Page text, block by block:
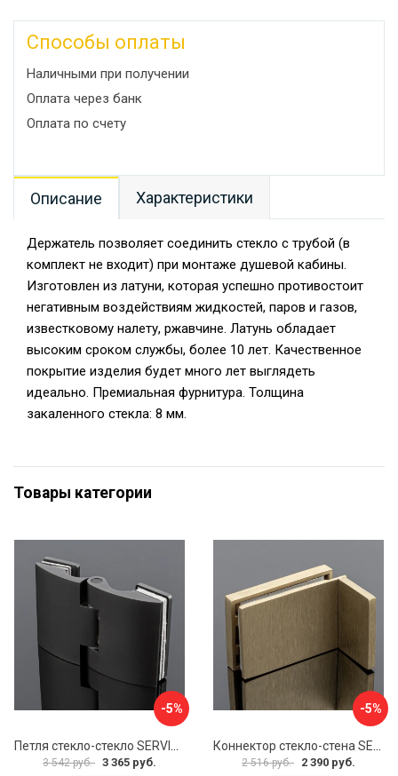
Способы оплаты
Наличными при получении
Оплата через банк
Оплата по счету
Описание Характеристики
Держатель позволяет соединить стекло с трубой (в
комплект не входит) при монтаже душевой кабины.
Изготовлен из латуни, которая успешно противостоит
негативным воздействиям жидкостей, паров и газов,
известковому налету, ржавчине. Латунь обладает
высоким сроком службы, более 10 лет. Качественное
покрытие изделия будет много лет выглядеть
идеально. Премиальная фурнитура. Толщина
закаленного стекла: 8 мм.
Товары категории
-5%
3 542 руб. 3 365 руб.
-5%
2 516 руб. 2 390 руб.